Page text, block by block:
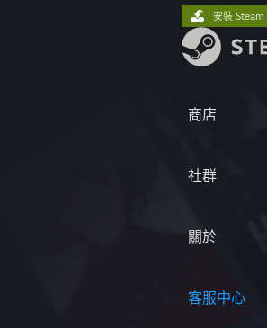
商店
社群
關於
客服中心
安裝 Steam